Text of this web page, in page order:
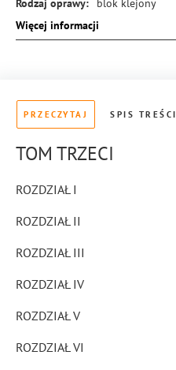
ISBN:
978-83-288-0906-2
Więcej informacji
PRZECZYTAJ SPIS TREŚCI
TOM TRZECI
ROZDZIAŁ I
ROZDZIAŁ II
ROZDZIAŁ III
ROZDZIAŁ IV
ROZDZIAŁ V
ROZDZIAŁ VI